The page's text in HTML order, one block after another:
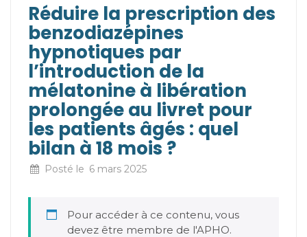
Réduire la prescription des
benzodiazépines
hypnotiques par
l’introduction de la
mélatonine à libération
prolongée au livret pour
les patients âgés : quel
bilan à 18 mois ?
Posté le 6 mars 2025
Pour accéder à ce contenu, vous
devez être membre de l'APHO.